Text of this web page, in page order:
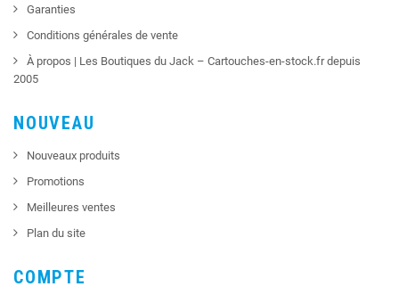
Garanties
Conditions générales de vente
À propos | Les Boutiques du Jack – Cartouches-en-stock.fr depuis
2005
NOUVEAU
Nouveaux produits
Promotions
Meilleures ventes
Plan du site
COMPTE